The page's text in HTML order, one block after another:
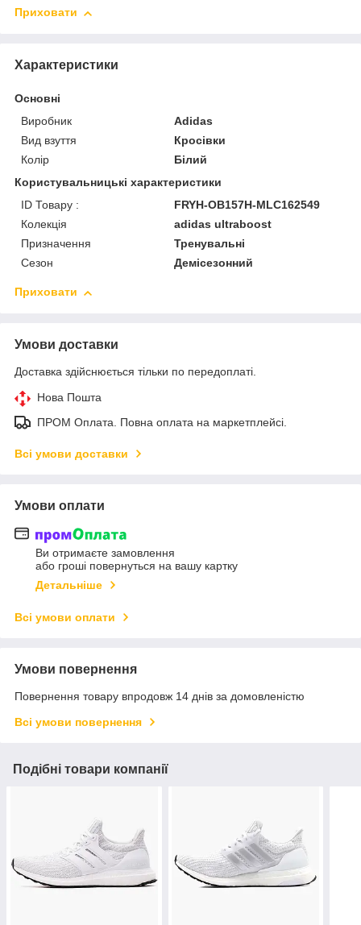
Приховати
Характеристики
Основні
Виробник
Adidas
Вид взуття
Кросівки
Колір
Білий
Користувальницькі характеристики
ID Товару :
FRYH-OB157H-MLC162549
Колекція
adidas ultraboost
Призначення
Тренувальні
Сезон
Демісезонний
Приховати
Умови доставки
Доставка здійснюється тільки по передоплаті.
Нова Пошта
ПРОМ Оплата. Повна оплата на маркетплейсі.
Всі умови доставки
Умови оплати
Ви отримаєте замовлення
або гроші повернуться на вашу картку
Детальніше
Всі умови оплати
Умови повернення
Повернення товару впродовж 14 днів за домовленістю
Всі умови повернення
Подібні товари компанії